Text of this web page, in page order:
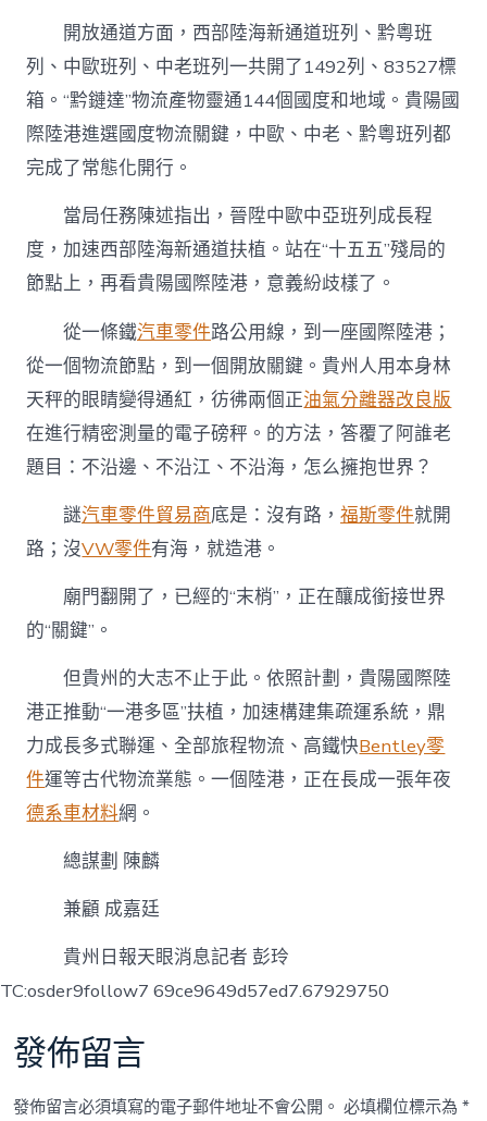
開放通道方面，西部陸海新通道班列、黔粵班
列、中歐班列、中老班列一共開了1492列、83527標
箱。“黔鏈達”物流產物靈通144個國度和地域。貴陽國
際陸港進選國度物流關鍵，中歐、中老、黔粵班列都
完成了常態化開行。
當局任務陳述指出，晉陞中歐中亞班列成長程
度，加速西部陸海新通道扶植。站在“十五五”殘局的
節點上，再看貴陽國際陸港，意義紛歧樣了。
從一條鐵汽車零件路公用線，到一座國際陸港；
從一個物流節點，到一個開放關鍵。貴州人用本身林
天秤的眼睛變得通紅，彷彿兩個正油氣分離器改良版
在進行精密測量的電子磅秤。的方法，答覆了阿誰老
題目：不沿邊、不沿江、不沿海，怎么擁抱世界？
謎汽車零件貿易商底是：沒有路，福斯零件就開
路；沒VW零件有海，就造港。
廟門翻開了，已經的“末梢”，正在釀成銜接世界
的“關鍵”。
但貴州的大志不止于此。依照計劃，貴陽國際陸
港正推動“一港多區”扶植，加速構建集疏運系統，鼎
力成長多式聯運、全部旅程物流、高鐵快Bentley零
件運等古代物流業態。一個陸港，正在長成一張年夜
德系車材料網。
總謀劃 陳麟
兼顧 成嘉廷
貴州日報天眼消息記者 彭玲
TC:osder9follow7 69ce9649d57ed7.67929750
發佈留言
發佈留言必須填寫的電子郵件地址不會公開。 必填欄位標示為*